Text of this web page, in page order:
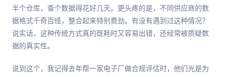
半个仓库，查个数据得花好几天。更头疼的是，不同供应商的数
据格式千奇百怪，整合起来特别费劲。有没有遇到过这种情况？
说实话，这种传统方式真的既耗时又容易出错，还经常被质疑数
据的真实性。
说到这个，我记得去年帮一家电子厂做合规评估时，他们光是为